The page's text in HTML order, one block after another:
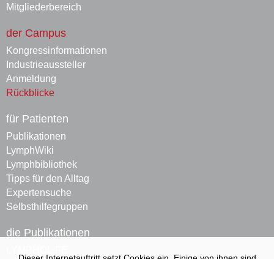
Mitgliederbereich
der Campus
Kongressinformationen
Industrieaussteller
Anmeldung
Rückblicke
für Patienten
Publikationen
LymphWiki
Lymphbibliothek
Tipps für den Alltag
Expertensuche
Selbsthilfegruppen
die Publikationen